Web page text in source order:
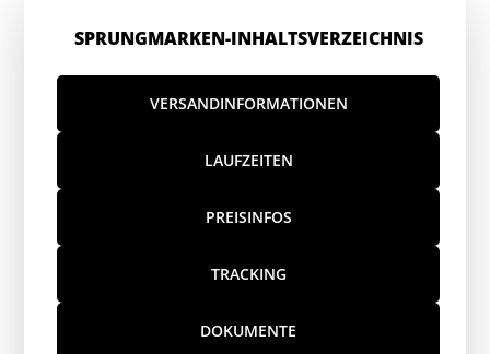
SPRUNGMARKEN-INHALTSVERZEICHNIS
VERSANDINFORMATIONEN
LAUFZEITEN
PREISINFOS
TRACKING
DOKUMENTE